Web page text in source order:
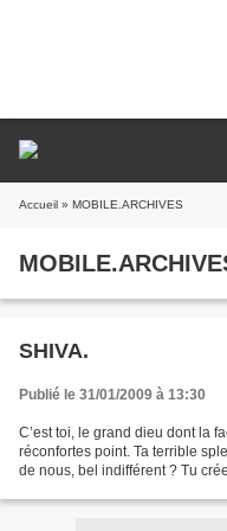
Accueil » MOBILE.ARCHIVES
SHIVA.
Publié le 31/01/2009 à 13:30
C’est toi, le grand dieu dont la
réconfortes point. Ta terrible
de nous, bel indifférent ? Tu